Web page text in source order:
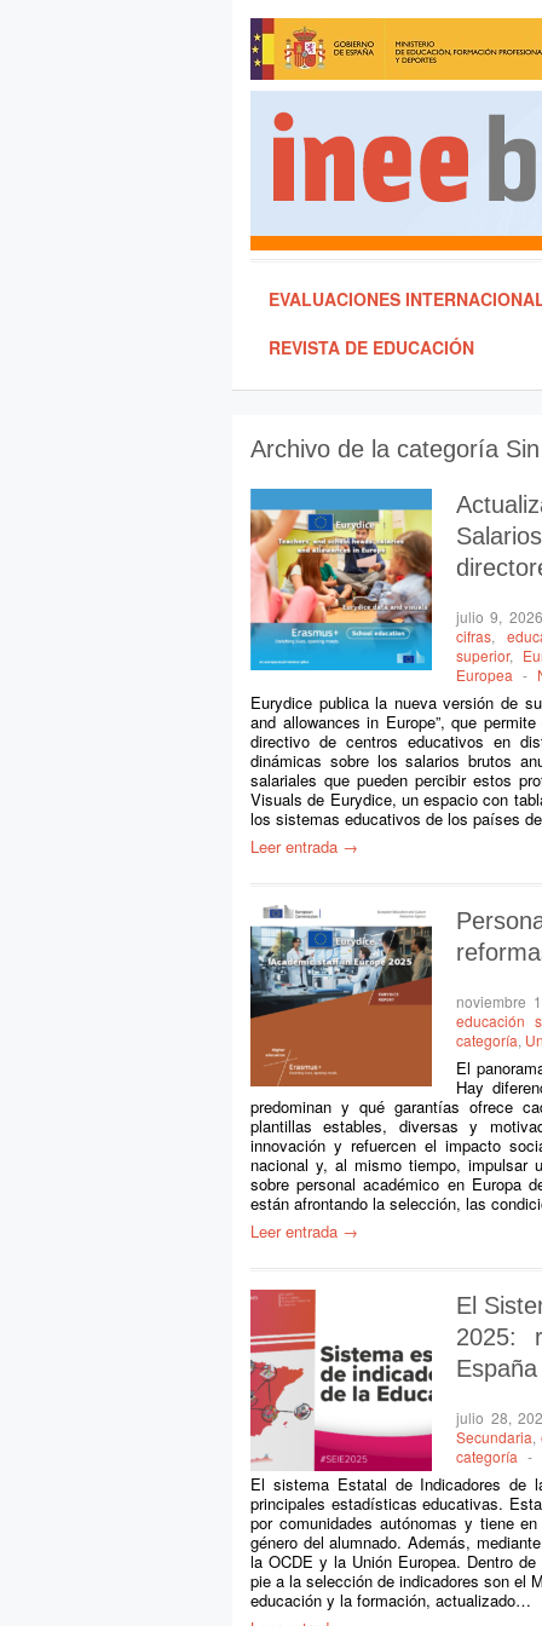
EVALUACIONES
REVISTA DE EDUCACIÓN
Archivo de la categoría
julio 9, 2026
cifras,
superior,
Europea -
Eurydice publica la nueva versión de
and allowances in Europe”, que
directivo de centros educativos en
dinámicas sobre los salarios brutos
salariales que pueden percibir estos
Visuals de Eurydice, un espacio con
los sistemas educativos de los países
Leer entrada →
noviembre
educación
categoría,
El
Hay
predominan y qué garantías ofrece
plantillas estables, diversas y
innovación y refuercen el impacto
nacional y, al mismo tiempo, impulsar
sobre personal académico en Europa
están afrontando la selección, las
Leer entrada →
El
2025:
España
julio 28,
Secundaria,
categoría -
El sistema Estatal de Indicadores de
principales estadísticas educativas.
por comunidades autónomas y tiene
género del alumnado. Además,
la OCDE y la Unión Europea. Dentro
pie a la selección de indicadores son el
educación y la formación, actualizado…